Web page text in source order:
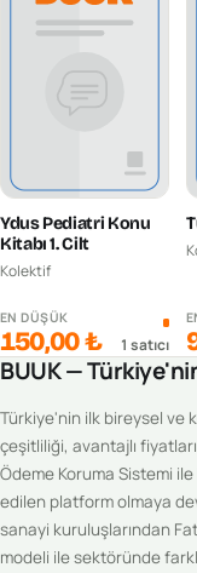
Ydus Pediatri Konu
Kitabı 1. Cilt
Kolektif
EN DÜŞÜK
150,00 ₺ 1 satıcı
BUUK —
Türkiye'nin ilk bireysel ve
çeşitliliği, avantajlı
Ödeme Koruma Sistemi
edilen platform olmaya
sanayi kuruluşlarından
modeli ile sektöründe